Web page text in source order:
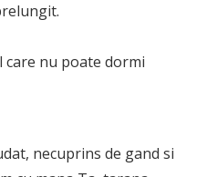
nu poate dormi
necuprins de gand si